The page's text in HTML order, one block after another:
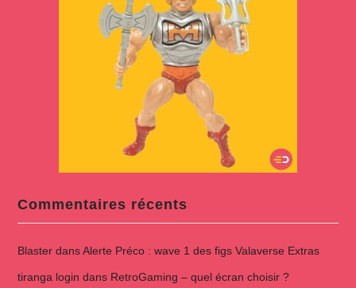
Commentaires récents
BlasterdansAlerte Préco : wave 1 des figs Valaverse Extras
tiranga login dans RetroGaming – quel écran choisir ?